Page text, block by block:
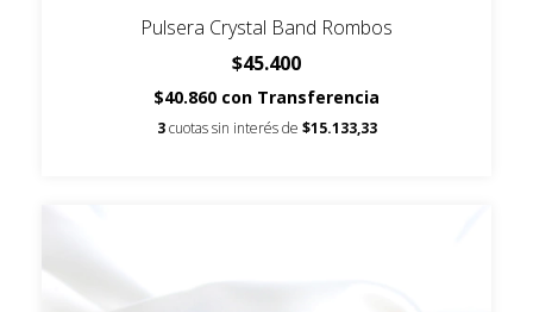
Pulsera Crystal Band Rombos
$45.400
$40.860 con Transferencia
3 cuotas sin interés de $15.133,33